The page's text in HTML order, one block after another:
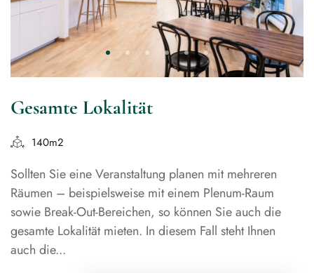
Gesamte Lokalität
140m2
Sollten Sie eine Veranstaltung planen mit mehreren
Räumen – beispielsweise mit einem Plenum-Raum
sowie Break-Out-Bereichen, so können Sie auch die
gesamte Lokalität mieten. In diesem Fall steht Ihnen
auch die...